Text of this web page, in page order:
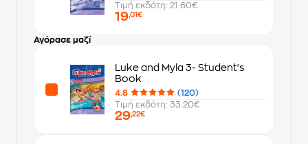
Τιμή εκδότη: 21.60€
19,01€
Αγόρασε μαζί
Luke and Myla 3- Student's
Book
4.8
(120)
Τιμή εκδότη: 33.20€
29,22€